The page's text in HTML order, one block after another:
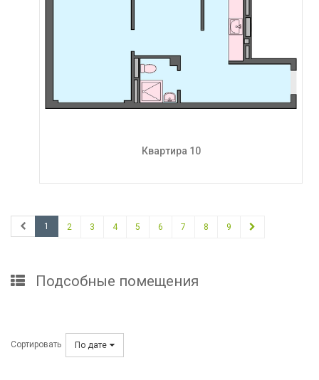
Квартира 10
1 2 3 4 5 6 7 8 9
Подсобные помещения
Сортировать По дате